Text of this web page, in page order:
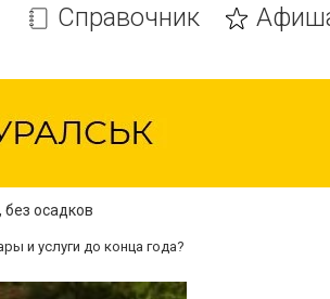
Справочник
без осадков
и услуги до конца года?